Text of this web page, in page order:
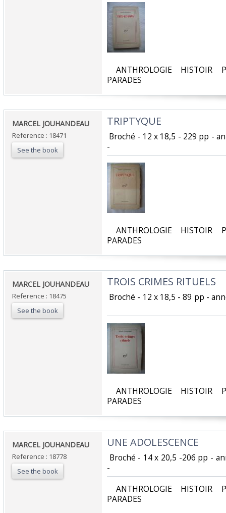
ANTHROLOGIE HISTOIR
PARADES‎
‎MARCEL JOUHANDEAU‎
Reference : 18471
See the book
‎TRIPTYQUE ‎
Broché - 12 x 18,5 - 229 pp -
- ‎
ANTHROLOGIE HISTOIR
PARADES‎
‎MARCEL JOUHANDEAU‎
Reference : 18475
See the book
‎TROIS CRIMES RITUELS ‎
Broché - 12 x 18,5 - 89 pp -
ANTHROLOGIE HISTOIR
PARADES‎
‎MARCEL JOUHANDEAU‎
Reference : 18778
See the book
‎UNE ADOLESCENCE‎
Broché - 14 x 20,5 -206 pp -
- ‎
ANTHROLOGIE HISTOIR
PARADES‎